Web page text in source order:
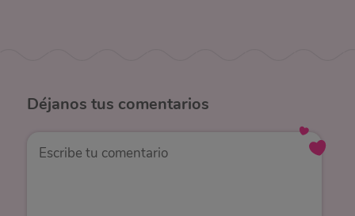
Déjanos tus comentarios